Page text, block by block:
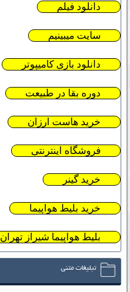
دانلود فیلم
سایت میبینیم
دانلود بازی کامیپوتر
دوره بقا در طبیعت
خرید هاست ارزان
فروشگاه اینترنتی
خرید گینر
خرید بلیط هواپیما
بلیط هواپیما شیراز تهران
تبلیغات متنی